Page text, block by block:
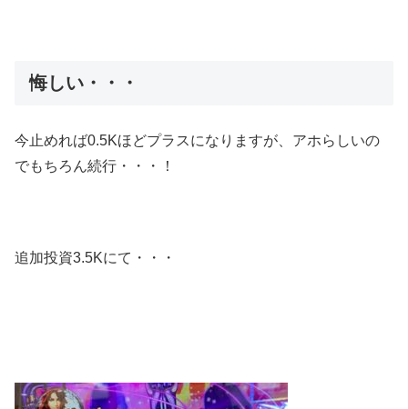
悔しい・・・
今止めれば0.5Kほどプラスになりますが、アホらしいの
でもちろん続行・・・！
追加投資3.5Kにて・・・